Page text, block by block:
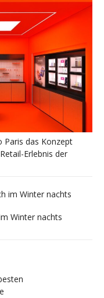
Paris das Konzept
Erlebnis der
Winter nachts